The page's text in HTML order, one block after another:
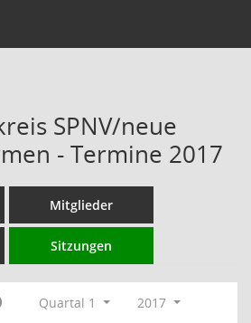
SPNV/neue
- Termine 2017
Mitglieder
Sitzungen
Quartal 1
2017